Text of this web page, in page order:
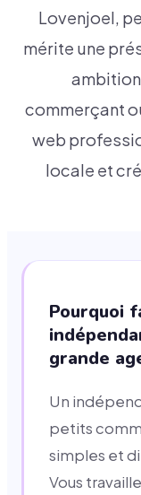
Lovenjoel,
mérite une
commerçant
web
locale et
Pourquoi
grande
Un
petits
simples et
Vous